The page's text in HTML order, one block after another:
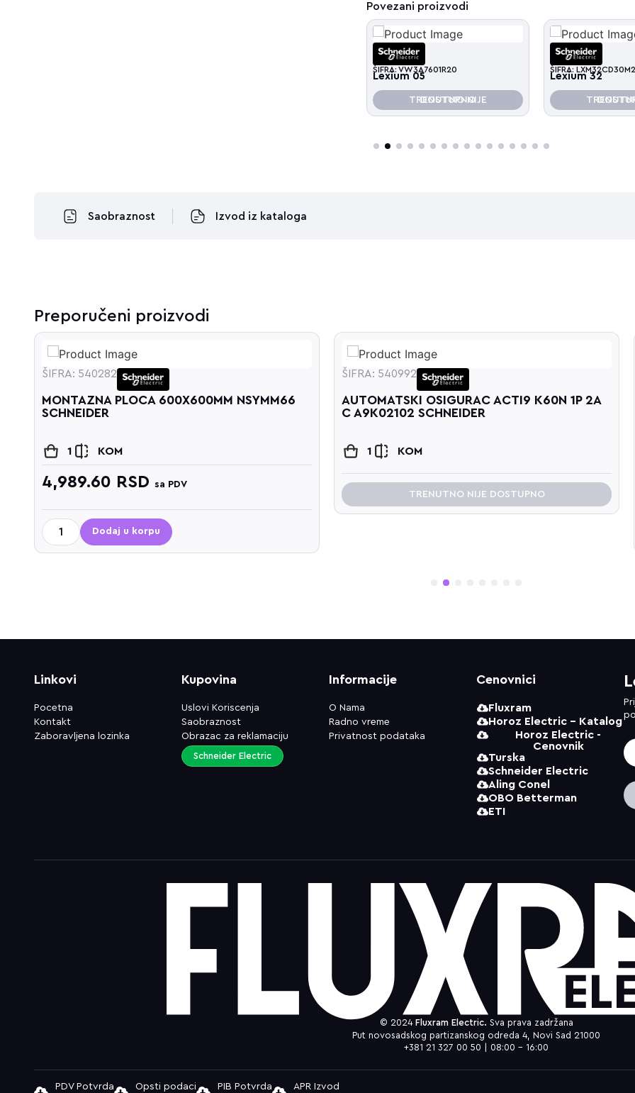
Povezani proizvodi
ŠIFRA: VW3A7601R20
Lexium 05
TRENUTNO NIJE DOSTUPNO
ŠIFRA: LXM32CD30M2
Lexium 32
TRENUTNO NIJE
4 5 6 7 8 9 10 11 12 13 14 15 16
Saobraznost Izvod iz kataloga
Preporučeni proizvodi
ŠIFRA: 540282
MONTAZNA PLOCA 600X600MM NSYMM66
SCHNEIDER
1 KOM
4,989.60 RSD sa PDV
Dodaj u korpu
ŠIFRA: 540992
AUTOMATSKI OSIGURAC ACTI9 K60N 1P 2A
C A9K02102 SCHNEIDER
1 KOM
TRENUTNO NIJE DOSTUPNO
5
Linkovi
Pocetna
Kontakt
Zaboravljena lozinka
Kupovina
Uslovi Koriscenja
Saobraznost
Obrazac za reklamaciju
Schneider Electric
Informacije
O Nama
Radno vreme
Privatnost podataka
Cenovnici
Fluxram
Horoz Electric - Katalog
Horoz Electric -
Cenovnik
Turska
Schneider Electric
Aling Conel
OBO Betterman
ETI
© 2024 Fluxram Electric. Sva prava zadržana
Put novosadskog partizanskog odreda 4, Novi Sad 21000
+381 21 327 00 50 | 08:00 – 16:00
PDV Potvrda Opsti podaci PIB Potvrda APR Izvod